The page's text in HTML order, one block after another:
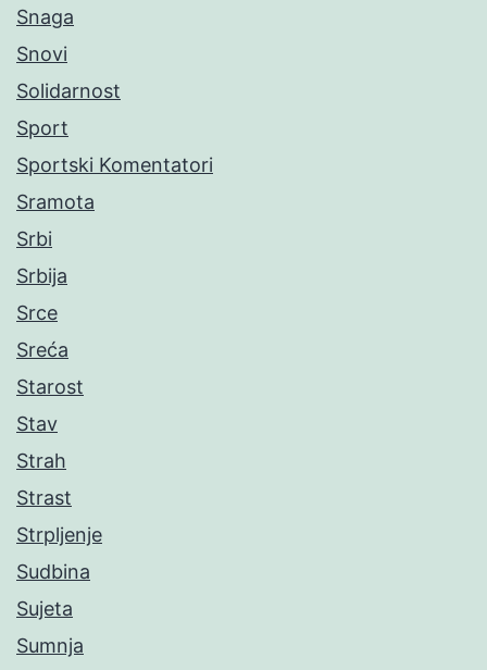
Snaga
Snovi
Solidarnost
Sport
Sportski Komentatori
Sramota
Srbi
Srbija
Srce
Sreća
Starost
Stav
Strah
Strast
Strpljenje
Sudbina
Sujeta
Sumnja